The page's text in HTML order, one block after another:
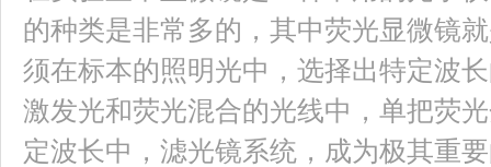
的种类是非常多的，其中荧光显微镜
须在标本的照明光中，选择出特定波
激发光和荧光混合的光线中，单把荧
定波长中，滤光镜系统，成为极其重